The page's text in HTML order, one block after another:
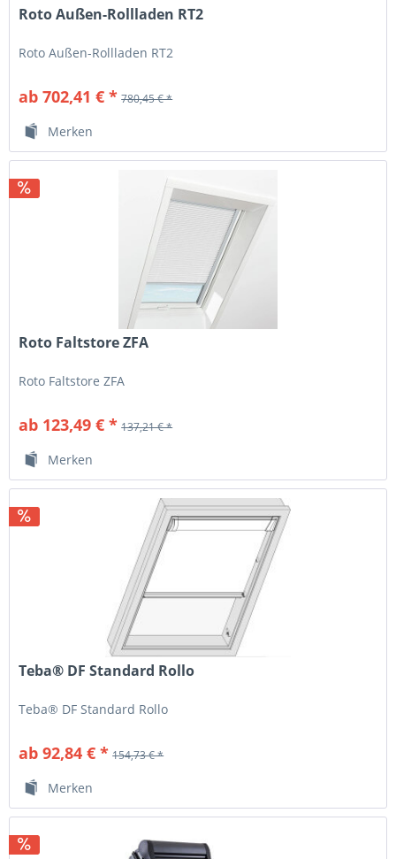
Roto Außen-Rollladen RT2
Roto Außen-Rollladen RT2
ab 702,41 € * 780,45 € *
Merken
Roto Faltstore ZFA
Roto Faltstore ZFA
ab 123,49 € * 137,21 € *
Merken
Teba® DF Standard Rollo
Teba® DF Standard Rollo
ab 92,84 € * 154,73 € *
Merken